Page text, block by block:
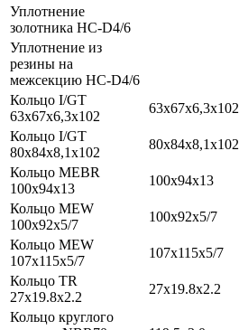
Уплотнение
золотника НС-D4/6
Уплотнение из
резины на
межсекцию НС-D4/6
Кольцо I/GT
63x67х6,3x102
63x67х6,3x102
Кольцо I/GT
80x84x8,1х102
80x84x8,1х102
Кольцо MEBR
100х94х13
100х94х13
Кольцо MEW
100х92x5/7
100х92x5/7
Кольцо MEW
107х115х5/7
107х115х5/7
Кольцо TR
27x19.8x2.2
27x19.8x2.2
Кольцо круглого